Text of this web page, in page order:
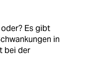
Es gibt
in
bei der